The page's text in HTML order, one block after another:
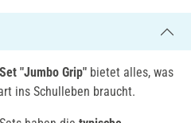
"Jumbo Grip" bietet alles, was
ins Schulleben braucht.